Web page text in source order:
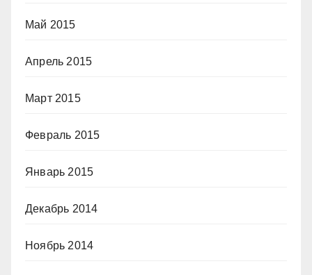
Май 2015
Апрель 2015
Март 2015
Февраль 2015
Январь 2015
Декабрь 2014
Ноябрь 2014